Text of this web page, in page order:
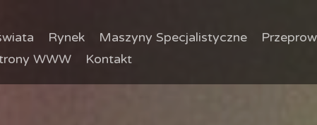
Rynek Maszyny Specjalistyczne
WWW Kontakt